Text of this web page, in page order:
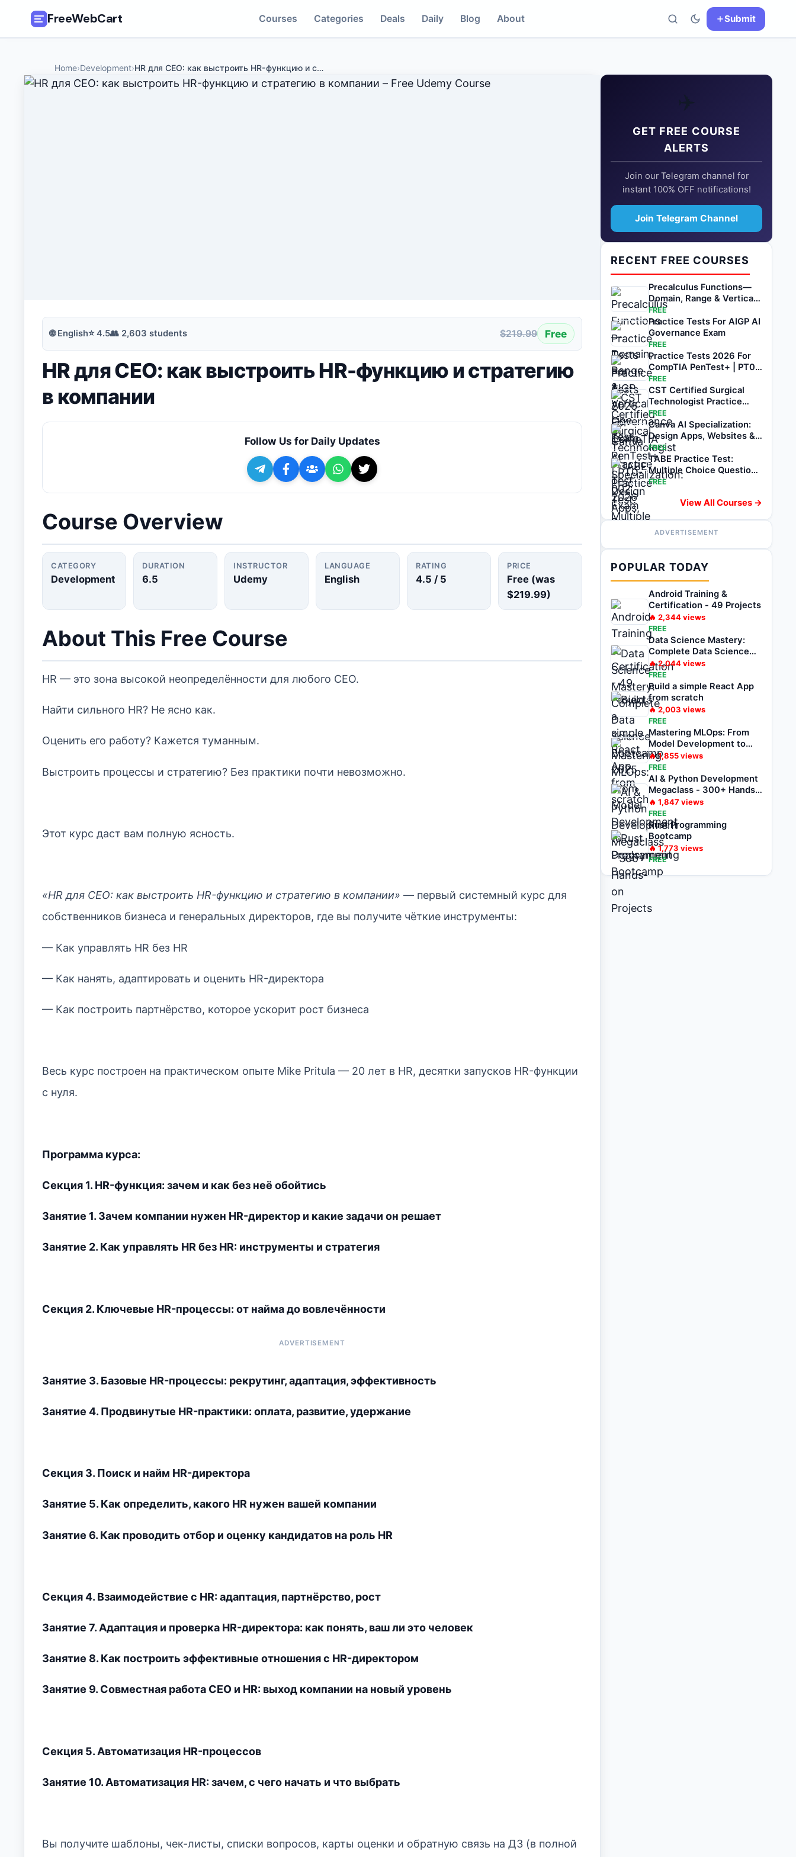
FreeWebCart Courses Categories Deals Daily Blog About Submit
Join Telegram for Daily Alerts
Home›Development›HR для CEO: как выстроить HR-функцию и с…
🌐English⭐4.5👥 2,603 students $219.99 Free
HR для CEO: как выстроить HR-функцию и стратегию
в компании
Follow Us for Daily Updates
Course Overview
CATEGORY
Development
DURATION
6.5
INSTRUCTOR
Udemy
LANGUAGE
English
RATING
4.5 / 5
PRICE
Free (was
$219.99)
About This Free Course
HR — это зона высокой неопределённости для любого CEO.
Найти сильного HR? Не ясно как.
Оценить его работу? Кажется туманным.
Выстроить процессы и стратегию? Без практики почти невозможно.
Этот курс даст вам полную ясность.
«HR для CEO: как выстроить HR-функцию и стратегию в компании» — первый системный курс для
собственников бизнеса и генеральных директоров, где вы получите чёткие инструменты:
— Как управлять HR без HR
— Как нанять, адаптировать и оценить HR-директора
— Как построить партнёрство, которое ускорит рост бизнеса
Весь курс построен на практическом опыте Mike Pritula — 20 лет в HR, десятки запусков HR-функции
с нуля.
Программа курса:
Секция 1. HR-функция: зачем и как без неё обойтись
Занятие 1. Зачем компании нужен HR-директор и какие задачи он решает
Занятие 2. Как управлять HR без HR: инструменты и стратегия
Секция 2. Ключевые HR-процессы: от найма до вовлечённости
Занятие 3. Базовые HR-процессы: рекрутинг, адаптация, эффективность
Занятие 4. Продвинутые HR-практики: оплата, развитие, удержание
Секция 3. Поиск и найм HR-директора
Занятие 5. Как определить, какого HR нужен вашей компании
Занятие 6. Как проводить отбор и оценку кандидатов на роль HR
Секция 4. Взаимодействие с HR: адаптация, партнёрство, рост
Занятие 7. Адаптация и проверка HR-директора: как понять, ваш ли это человек
Занятие 8. Как построить эффективные отношения с HR-директором
Занятие 9. Совместная работа CEO и HR: выход компании на новый уровень
Секция 5. Автоматизация HR-процессов
Занятие 10. Автоматизация HR: зачем, с чего начать и что выбрать
Вы получите шаблоны, чек-листы, списки вопросов, карты оценки и обратную связь на ДЗ (в полной
✈️
GET FREE COURSE
ALERTS
Join our Telegram channel for
instant 100% OFF notifications!
Join Telegram Channel
RECENT FREE COURSES
Precalculus Functions—
Domain, Range & Vertical
Line Test
FREE
Practice Tests For AIGP AI
Governance Exam
FREE
Practice Tests 2026 For
CompTIA PenTest+ | PT0-
002 Exam Prep
FREE
CST Certified Surgical
Technologist Practice
Test 2026
FREE
Canva AI Specialization:
Design Apps, Websites &
Visuals
FREE
TABE Practice Test:
Multiple Choice Questions
with Answers
FREE
View All Courses →
ADVERTISEMENT
POPULAR TODAY
Android Training &
Certification - 49 Projects
🔥 2,344views
FREE
Data Science Mastery:
Complete Data Science
Bootcamp 2025
🔥2,044views
FREE
Build a simple React App
from scratch
🔥2,003 views
FREE
Mastering MLOps: From
Model Development to
Deployment
🔥1,855views
FREE
AI & Python Development
Megaclass - 300+ Hands-
on Projects
🔥 1,847 views
FREE
Rust Programming
Bootcamp
🔥1,773 views
FREE